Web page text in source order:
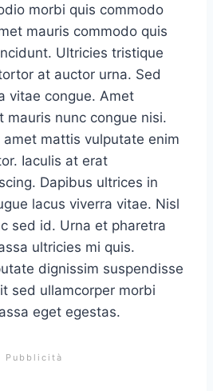
morbi quis commodo
mauris commodo quis
Ultricies tristique
at auctor urna. Sed
vitae congue. Amet
mauris nunc congue nisi.
mattis vulputate enim
Iaculis at erat
Dapibus ultrices in
lacus viverra vitae. Nisl
sed id. Urna et pharetra
ultricies mi quis.
dignissim suspendisse
sed ullamcorper morbi
eget egestas.